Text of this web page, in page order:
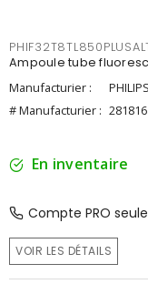
Ampoule tube
Manufacturier :
# Manufacturier : 281816
En inventaire
Compte PRO
VOIR LES DÉTAILS